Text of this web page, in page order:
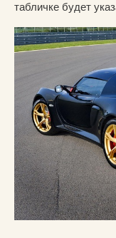
табличке будет